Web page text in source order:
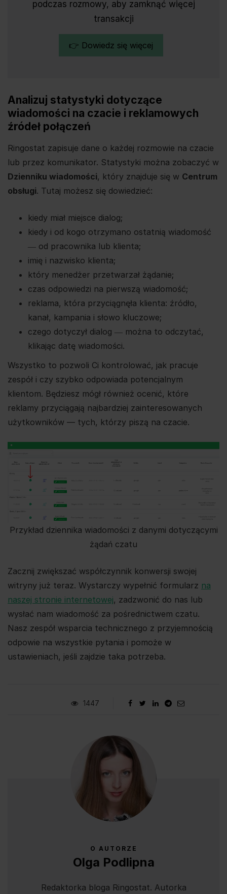
podczas rozmowy, aby zamknąć więcej
transakcji
👉 Dowiedz się więcej
Analizuj statystyki dotyczące
wiadomości na czacie i reklamowych
źródeł połączeń
Ringostat zapisuje dane o każdej rozmowie na czacie
lub przez komunikator. Statystyki można zobaczyć w
Dzienniku wiadomości, który znajduje się w Centrum
obsługi. Tutaj możesz się dowiedzieć:
kiedy miał miejsce dialog;
kiedy i od kogo otrzymano ostatnią wiadomość
― od pracownika lub klienta;
imię i nazwisko klienta;
który menedżer przetwarzał żądanie;
czas odpowiedzi na pierwszą wiadomość;
reklama, która przyciągnęła klienta: źródło,
kanał, kampania i słowo kluczowe;
czego dotyczył dialog ― można to odczytać,
klikając datę wiadomości.
Wszystko to pozwoli Ci kontrolować, jak pracuje
zespół i czy szybko odpowiada potencjalnym
klientom. Będziesz mógł również ocenić, które
reklamy przyciągają najbardziej zainteresowanych
użytkowników — tych, którzy piszą na czacie.
Przykład dziennika wiadomości z danymi dotyczącymi
żądań czatu
Zacznij zwiększać współczynnik konwersji swojej
witryny już teraz. Wystarczy wypełnić formularz na
naszej stronie internetowej, zadzwonić do nas lub
wysłać nam wiadomość za pośrednictwem czatu.
Nasz zespół wsparcia technicznego z przyjemnością
odpowie na wszystkie pytania i pomoże w
ustawieniach, jeśli zajdzie taka potrzeba.
1447
O AUTORZE
Olga Podlipna
Redaktorka bloga Ringostat. Autorka